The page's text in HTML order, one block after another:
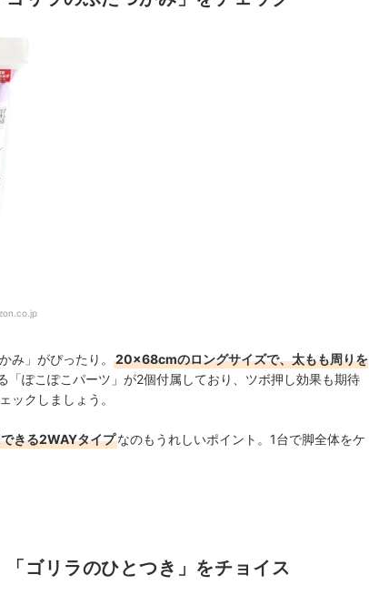
み」がぴったり。
20×68cmのロングサイズで、太もも周りを
「ぽこぽこパーツ」が2個付属しており、ツボ押し効果も期待
ックしましょう。
きる2WAYタイプなのもうれしいポイント。1台で脚全体をケ
ゴリラのひとつき」をチョイス